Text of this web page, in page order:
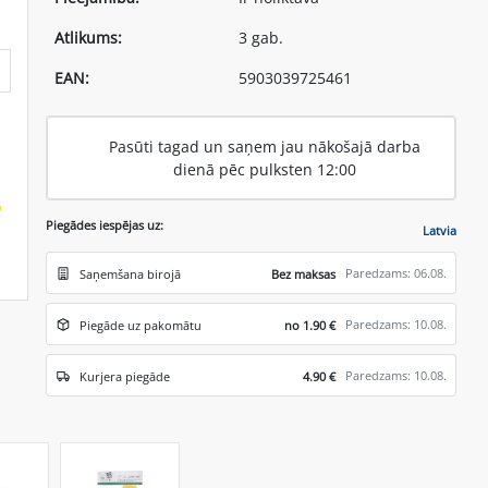
Atlikums:
3 gab.
EAN:
5903039725461
Pasūti tagad un saņem jau nākošajā darba
dienā pēc pulksten 12:00
Piegādes iespējas uz: Latvia
Saņemšana birojā Bez maksas Paredzams: 06.08.
Piegāde uz pakomātu no 1.90 € Paredzams: 10.08.
Kurjera piegāde 4.90 € Paredzams: 10.08.